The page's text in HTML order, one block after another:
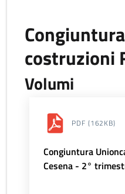
costruzioni
Volumi
PDF (162KB)
Congiuntura
Cesena - 2°